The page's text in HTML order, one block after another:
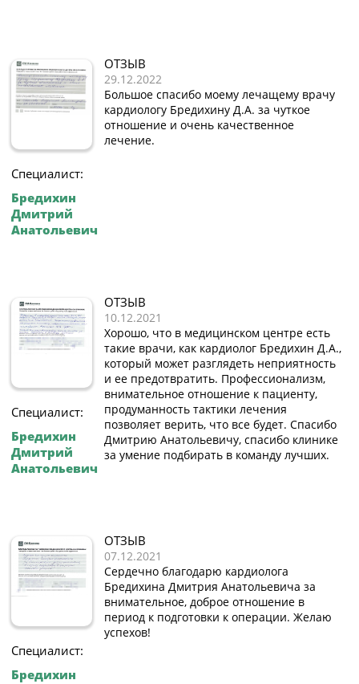
Специалист:
Бредихин
Дмитрий
Анатольевич
ОТЗЫВ
29.12.2022
Большое спасибо моему лечащему врачу
кардиологу Бредихину Д.А. за чуткое
отношение и очень качественное
лечение.
Специалист:
Бредихин
Дмитрий
Анатольевич
ОТЗЫВ
10.12.2021
Хорошо, что в медицинском центре есть
такие врачи, как кардиолог Бредихин Д.А.,
который может разглядеть неприятность
и ее предотвратить. Профессионализм,
внимательное отношение к пациенту,
продуманность тактики лечения
позволяет верить, что все будет. Спасибо
Дмитрию Анатольевичу, спасибо клинике
за умение подбирать в команду лучших.
Специалист:
Бредихин
ОТЗЫВ
07.12.2021
Сердечно благодарю кардиолога
Бредихина Дмитрия Анатольевича за
внимательное, доброе отношение в
период к подготовки к операции. Желаю
успехов!